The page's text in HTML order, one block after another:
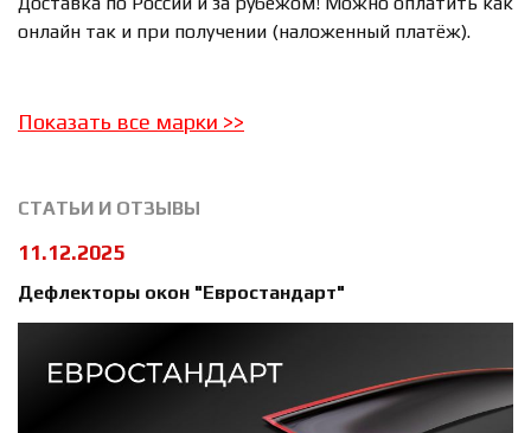
онлайн так и при получении (наложенный платёж).
Показать все марки >>
СТАТЬИ И ОТЗЫВЫ
11.12.2025
Дефлекторы окон "Евростандарт"